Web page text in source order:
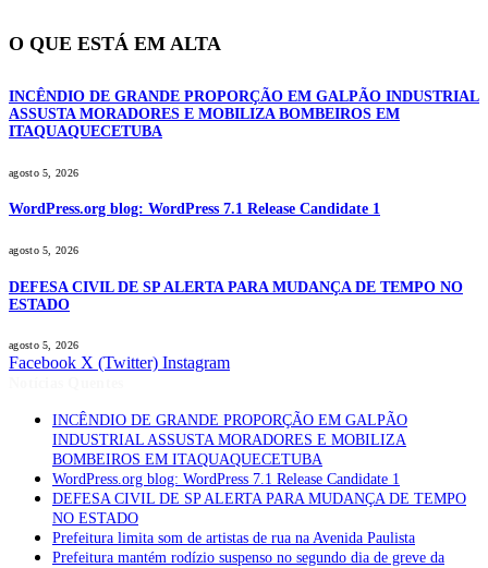
O QUE ESTÁ EM ALTA
INCÊNDIO DE GRANDE PROPORÇÃO EM GALPÃO INDUSTRIAL
ASSUSTA MORADORES E MOBILIZA BOMBEIROS EM
ITAQUAQUECETUBA
agosto 5, 2026
WordPress.org blog: WordPress 7.1 Release Candidate 1
agosto 5, 2026
DEFESA CIVIL DE SP ALERTA PARA MUDANÇA DE TEMPO NO
ESTADO
agosto 5, 2026
Facebook X (Twitter) Instagram
INCÊNDIO DE GRANDE PROPORÇÃO EM GALPÃO
INDUSTRIAL ASSUSTA MORADORES E MOBILIZA
BOMBEIROS EM ITAQUAQUECETUBA
WordPress.org blog: WordPress 7.1 Release Candidate 1
DEFESA CIVIL DE SP ALERTA PARA MUDANÇA DE TEMPO
NO ESTADO
Prefeitura limita som de artistas de rua na Avenida Paulista
Prefeitura mantém rodízio suspenso no segundo dia de greve da